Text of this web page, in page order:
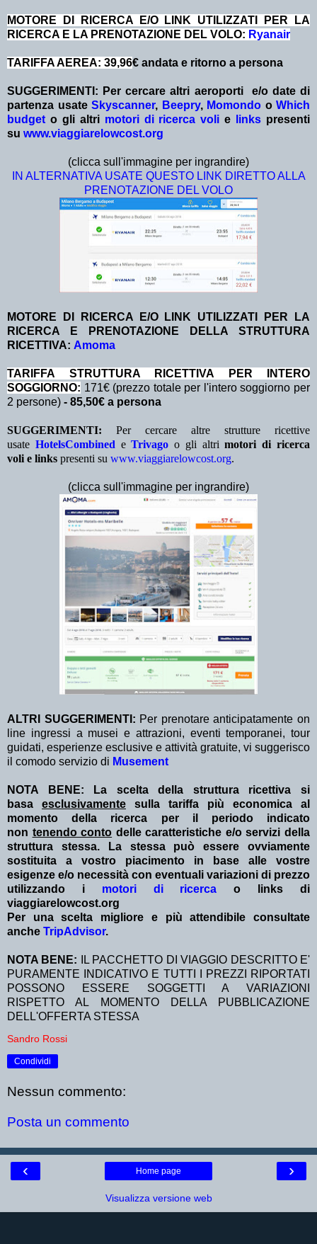
MOTORE DI RICERCA E/O LINK UTILIZZATI PER LA
RICERCA E LA PRENOTAZIONE DEL VOLO: Ryanair
TARIFFA AEREA: 39,96€ andata e ritorno a persona
SUGGERIMENTI: Per cercare altri aeroporti e/o date di
partenza usate Skyscanner, Beepry, Momondo o Which
budget o gli altri motori di ricerca voli e links presenti
su www.viaggiarelowcost.org
(clicca sull'immagine per ingrandire)
IN ALTERNATIVA USATE QUESTO LINK DIRETTO ALLA
PRENOTAZIONE DEL VOLO
MOTORE DI RICERCA E/O LINK UTILIZZATI PER LA
RICERCA E PRENOTAZIONE DELLA STRUTTURA
RICETTIVA: Amoma
TA RIFFA STRUTTURA RICETTIVA PER INTERO
SOGGIORNO: 171€ (prezzo totale per l'intero soggiorno per
2 persone) - 85,50€ a persona
SUGGERIMENTI: Per cercare altre strutture ricettive
usate HotelsCombined eTrivago o gli altrimotori di ricerca
voli e links presenti su www.viaggiarelowcost.org.
(clicca sull'immagine per ingrandire)
ALTRI SUGGERIMENTI: Per prenotare anticipatamente on
line ingressi a musei e attrazioni, eventi temporanei, tour
guidati, esperienze esclusive e attività gratuite, vi suggerisco
il comodo servizio di Musement
NOTA BENE: La scelta della struttura ricettiva si
basa esclusivamente sulla tariffa più economica al
momento della ricerca per il periodo indicato
non tenendo conto delle caratteristiche e/o servizi della
struttura stessa. La stessa può essere ovviamente
sostituita a vostro piacimento in base alle vostre
esigenze e/o necessità con eventuali variazioni di prezzo
utilizzando i motori di ricerca o links di
viaggiarelowcost.org
Per una scelta migliore e più attendibile consultate
anche TripAdvisor.
NOTA BENE:
IL PACCHETTO DI VIAGGIO DESCRITTO E'
PURAMENTE INDICATIVO E TUTTI I PREZZI RIPORTATI
POSSONO ESSERE SOGGETTI A VARIAZIONI
RISPETTO AL MOMENTO DELLA PUBBLICAZIONE
DELL'OFFERTA STESSA
Sandro Rossi
Condividi
Nessun commento:
Posta un commento
‹ ›
Home page
Visualizza versione web